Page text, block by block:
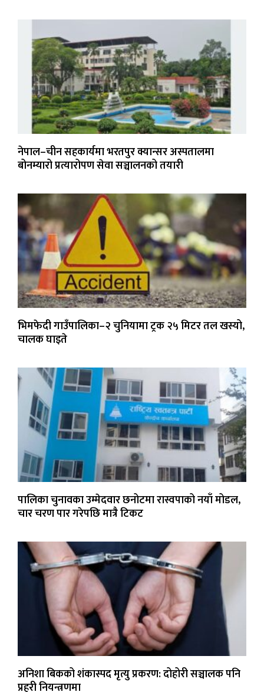
नेपाल–चीन सहकार्यमा भरतपुर क्यान्सर अस्पतालमा
बोनम्यारो प्रत्यारोपण सेवा सञ्चालनको तयारी
भिमफेदी गाउँपालिका–२ चुनियामा ट्रक २५ मिटर तल खस्यो,
चालक घाइते
पालिका चुनावका उम्मेदवार छनोटमा रास्वपाको नयाँ मोडल,
चार चरण पार गरेपछि मात्रै टिकट
अनिशा बिकको शंकास्पद मृत्यु प्रकरण: दोहोरी सञ्चालक पनि
प्रहरी नियन्त्रणमा